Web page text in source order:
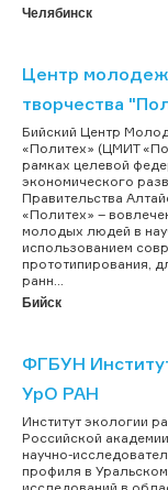
Челябинск
Центр
творчества
Бийский Центр
«Политех» (ЦМИТ
рамках целевой
экономического
Правительства
«Политех» –
молодых людей в
использованием
прототипирования,
ранн...
Бийск
ФГБУН
УрО РАН
Институт экологии
Российской
научно-
профиля в